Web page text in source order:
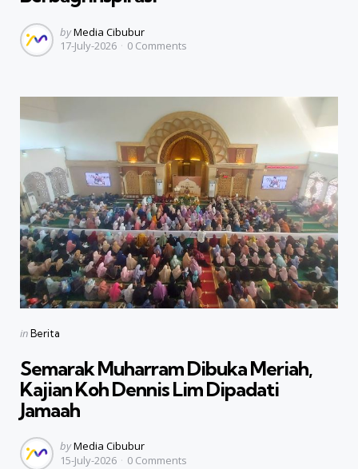
Posted
by
byMedia Cibubur
17-July-2026
0 Comments
Categories
Posted
inBerita
Semarak Muharram Dibuka Meriah,
Kajian Koh Dennis Lim Dipadati
Jamaah
Posted
by
byMedia Cibubur
15-July-2026
0 Comments